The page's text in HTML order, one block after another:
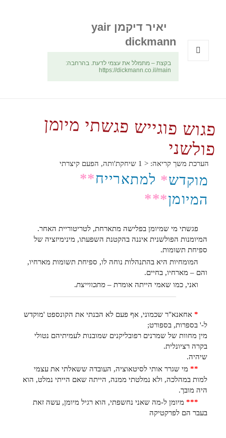
יאיר דיקמן yair
dickmann
בקצת – מתמלל את עצמי לדעת. בהרחבה:
https://dickmann.co.il/main
פגוש פוגייש פגשתי מיומן
פולשני
הערכת משך קריאה: < 1 שיחקת'ותה, הפעם קיצרתי
מוקדש*למתארייח**
המיומן***
פגשתי מי שמיומן בפלישה מתארחת, לטריטוריית האחר.
המיומנות הפולשנית איננה בהקטנת השפעתו, מינימיזציה של
ספיחת תשומות.
המומחיות היא בהתנהלות נוחה לו, ספיחת תשומות מארחיו,
והם – מארחיו, בחיים.
ואני, כמו שאמי הייתה אומרת –מתכווייצת.
* אחאנא"ר שכמוני, אף פעם לא הבנתי את הקונספט 'מוקדש
ל-' בספרות, בספורט;
מין מחוות של שמרנים רפובליקנים שמובנות לעמיתיהם נטולי
בקרה רציונלית.
שיהיה.
** מי שגרר אותי לסיטאוציה, העובדה ששאלתי את עצמי
למות במהלכה, ולא נמלטתי ממנה, הייתה שאם הייתי נמלט, הוא
היה מובך.
*** מיומן ל-מה שאני נחשפתי, הוא רגיל מיומן, עשה זאת
בעבר הם לפרקטיקה